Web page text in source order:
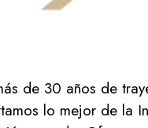
de 30 años de
lo mejor de la